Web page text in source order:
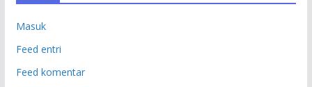
Masuk
Feed entri
Feed komentar